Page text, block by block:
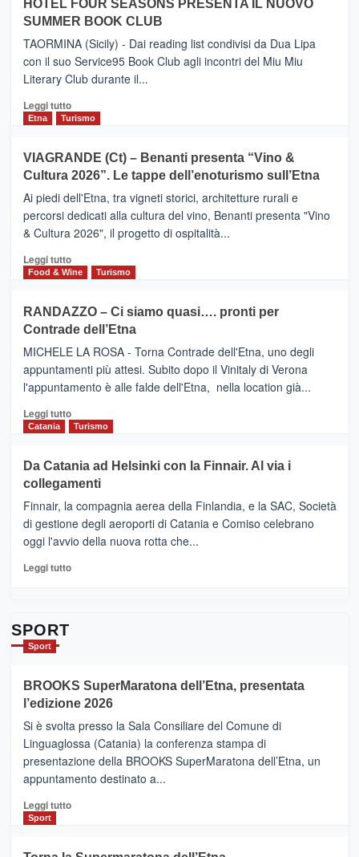
Neos
ETNEO
–
Meta
turistica
privilegiata
secondo
dati
di
Anche
la
Alcantara
nei
primi
nella
classifica
HOTEL FOUR SEASONS PRESENTA IL NUOVO
SUMMER BOOK CLUB
TAORMINA (Sicily) - Dai reading list condivisi da Dua Lipa
con il suo Service95 Book Club agli incontri del Miu Miu
Literary Club durante il...
Leggi tuttoLeggi
di
IL
SAN
DOMENICO
PALACE
TAORMINA,
UN
HOTEL
FOUR
IL
NUOVO
SUMMER
CLUB
Etna Turismo
VIAGRANDE (Ct) – Benanti presenta “Vino &
Cultura 2026”. Le tappe dell’enoturismo sull’Etna
Ai piedi dell'Etna, tra vigneti storici, architetture rurali e
percorsi dedicati alla cultura del vino, Benanti presenta "Vino
& Cultura 2026", il progetto di ospitalità...
Leggi tuttoLeggi
di
VIAGRANDE
(Ct)
–
Benanti
presenta
“Vino
&
Cultura
tappe
dell’enoturismo
Food & Wine Turismo
RANDAZZO – Ci siamo quasi…. pronti per
Contrade dell’Etna
MICHELE LA ROSA - Torna Contrade dell'Etna, uno degli
appuntamenti più attesi. Subito dopo il Vinitaly di Verona
l'appuntamento è alle falde dell'Etna, nella location già...
Leggi tuttoLeggi
di
RANDAZZO
–
Ci
siamo
quasi….
pronti
per
Catania Turismo
Da Catania ad Helsinki con la Finnair. Al via i
collegamenti
Finnair, la compagnia aerea della Finlandia, e la SAC, Società
di gestione degli aeroporti di Catania e Comiso celebrano
oggi l'avvio della nuova rotta che...
Leggi tuttoLeggi
con
la
Al
via
i
collegamenti
SPORT
Sport
BROOKS SuperMaratona dell’Etna, presentata
l’edizione 2026
Si è svolta presso la Sala Consiliare del Comune di
Linguaglossa (Catania) la conferenza stampa di
presentazione della BROOKS SuperMaratona dell’Etna, un
appuntamento destinato a...
Leggi tuttoLeggi
Sport